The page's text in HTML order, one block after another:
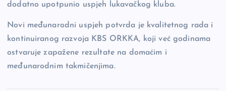
dodatno upotpunio uspjeh lukavačkog kluba.
Novi međunarodni uspjeh potvrda je kvalitetnog rada i
kontinuiranog razvoja KBS ORKKA, koji već godinama
ostvaruje zapažene rezultate na domaćim i
međunarodnim takmičenjima.